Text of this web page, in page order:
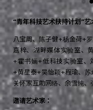
“青年科技艺术扶持计划”艺
八宝周、陈子健+杨金荷+
嘉梓、湖畔媒体实验室、
+霍书婳+低科技实验室、
+黄星泰+吴怡颖+程瑜、苏
关怀家互助网络、余雪纯、
邀请艺术家：